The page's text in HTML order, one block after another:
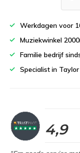
Werkdagen voor
Muziekwinkel
Familie bedrijf
Specialist in
4,9